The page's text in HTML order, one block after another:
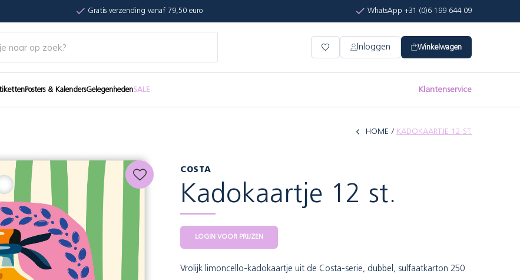
Gratis verzending vanaf 79,50 euro WhatsApp +31 (0)6 199 644 09
Inloggen Winkelwagen
Posters & KalendersGelegenhedenSALE Klantenservice
HOME KADOKAARTJE 12 ST.
COSTA
Kadokaartje 12 st.
LOGIN VOOR PRIJZEN
Vrolijk limoncello-kadokaartje uit de Costa-serie, dubbel, sulfaatkarton 250